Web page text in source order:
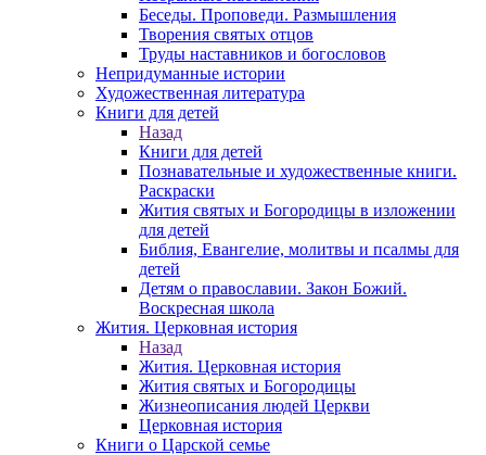
Беседы. Проповеди. Размышления
Творения святых отцов
Труды наставников и богословов
Непридуманные истории
Художественная литература
Книги для детей
Назад
Книги для детей
Познавательные и художественные книги.
Раскраски
Жития святых и Богородицы в изложении
для детей
Библия, Евангелие, молитвы и псалмы для
детей
Детям о православии. Закон Божий.
Воскресная школа
Жития. Церковная история
Назад
Жития. Церковная история
Жития святых и Богородицы
Жизнеописания людей Церкви
Церковная история
Книги о Царской семье